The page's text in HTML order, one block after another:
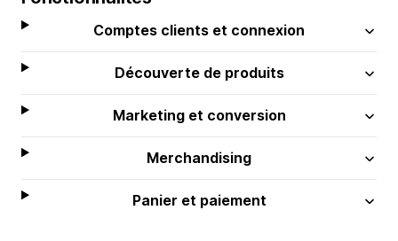
Comptes clients et connexion
Découverte de produits
Marketing et conversion
Merchandising
Panier et paiement